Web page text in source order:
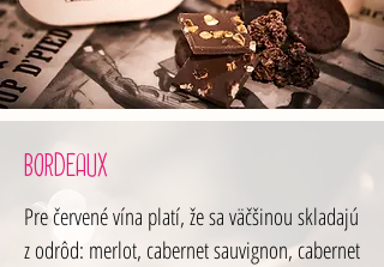
BORDEAUX
Pre červené vína platí, že sa väčšinou skladajú
z odrôd: merlot, cabernet sauvignon, cabernet